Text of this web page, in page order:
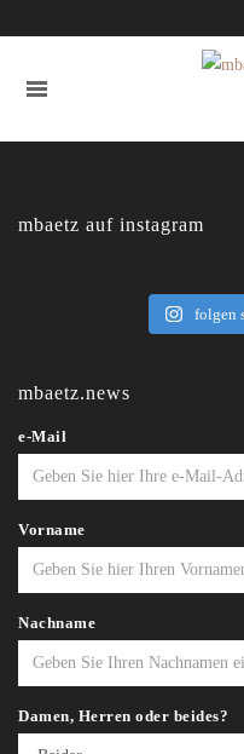
mbaetz auf instagram
folgen
mbaetz.news
e-Mail
Vorname
Nachname
Damen, Herren oder beides?